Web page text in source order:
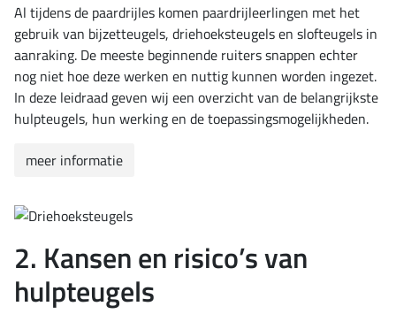
Al tijdens de paardrijles komen paardrijleerlingen met het
gebruik van bijzetteugels, driehoeksteugels en slofteugels in
aanraking. De meeste beginnende ruiters snappen echter
nog niet hoe deze werken en nuttig kunnen worden ingezet.
In deze leidraad geven wij een overzicht van de belangrijkste
hulpteugels, hun werking en de toepassingsmogelijkheden.
meer informatie
2. Kansen en risico’s van
hulpteugels